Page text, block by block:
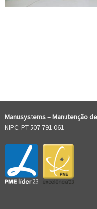
Manusystems –Manutenção
NIPC: PT 507 791 061